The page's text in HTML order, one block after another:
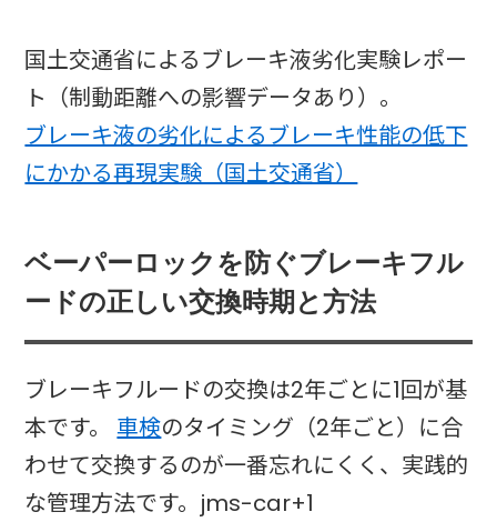
国土交通省によるブレーキ液劣化実験レポー
ト（制動距離への影響データあり）。
ブレーキ液の劣化によるブレーキ性能の低下
にかかる再現実験（国土交通省）
ベーパーロックを防ぐブレーキフル
ードの正しい交換時期と方法
ブレーキフルードの交換は2年ごとに1回が基
本です。車検のタイミング（2年ごと）に合
わせて交換するのが一番忘れにくく、実践的
な管理方法です。jms-car+1